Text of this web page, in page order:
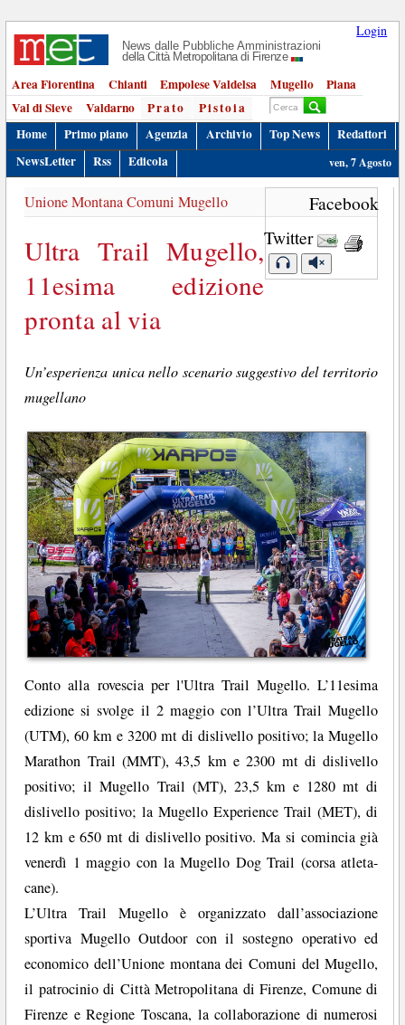
Login
News dalle Pubbliche Amministrazioni
della Città Metropolitana di Firenze
Area Fiorentina Chianti Empolese Valdelsa Mugello
Piana
Val di Sieve
Valdarno Prato
Pistoia
Home
Primo piano Agenzia Archivio Top News
Redattori
NewsLetter
Rss Edicola ven, 7 Agosto
Facebook
Twitter
Unione Montana Comuni Mugello
Ultra Trail Mugello,
11esima edizione
pronta al via
Un’esperienza unica nello scenario suggestivo del territorio
mugellano
Conto alla rovescia per l'Ultra Trail Mugello. L’11esima
edizione si svolge il 2 maggio con l’Ultra Trail Mugello
(UTM), 60 km e 3200 mt di dislivello positivo; la Mugello
Marathon Trail (MMT), 43,5 km e 2300 mt di dislivello
positivo; il Mugello Trail (MT), 23,5 km e 1280 mt di
dislivello positivo; la Mugello Experience Trail (MET), di
12 km e 650 mt di dislivello positivo. Ma si comincia già
venerdì 1 maggio con la Mugello Dog Trail (corsa atleta-
cane).
L’Ultra Trail Mugello è organizzato dall’associazione
sportiva Mugello Outdoor con il sostegno operativo ed
economico dell’Unione montana dei Comuni del Mugello,
il patrocinio di Città Metropolitana di Firenze, Comune di
Firenze e Regione Toscana, la collaborazione di numerosi